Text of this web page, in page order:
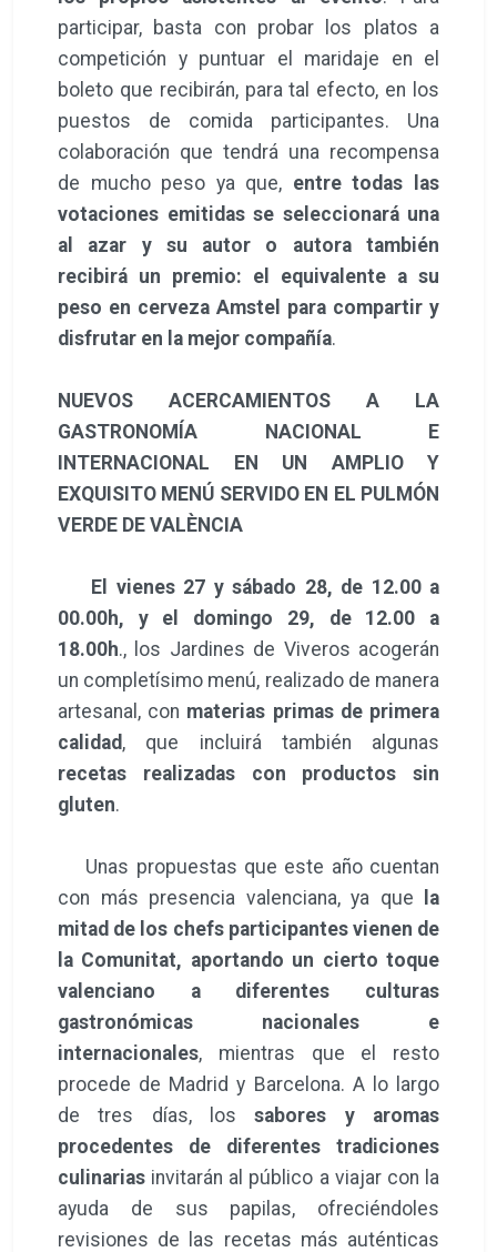
participar, basta con probar los platos a
competición y puntuar el maridaje en el
boleto que recibirán, para tal efecto, en los
puestos de comida participantes. Una
colaboración que tendrá una recompensa
de mucho peso ya que, entre todas las
votaciones emitidas se seleccionará una
al azar y su autor o autora también
recibirá un premio: el equivalente a su
peso en cerveza Amstel para compartir y
disfrutar en la mejor compañía.
NUEVOS ACERCAMIENTOS A LA
GASTRONOMÍA NACIONAL E
INTERNACIONAL EN UN AMPLIO Y
EXQUISITO MENÚ SERVIDO EN EL PULMÓN
VERDE DE VALÈNCIA
El vienes 27 y sábado 28, de 12.00 a
00.00h, y el domingo 29, de 12.00 a
18.00h., los Jardines de Viveros acogerán
un completísimo menú, realizado de manera
artesanal, con materias primas de primera
calidad , que incluirá también algunas
recetas realizadas con productos sin
gluten.
Unas propuestas que este año cuentan
con más presencia valenciana, ya que
la
mitad de los chefs participantes vienen de
la Comunitat, aportando un cierto toque
valenciano a diferentes culturas
gastronómicas nacionales e
internacionales, mientras que el resto
procede de Madrid y Barcelona. A lo largo
de tres días, los sabores y aromas
procedentes de diferentes tradiciones
culinarias invitarán al público a viajar con la
ayuda de sus papilas, ofreciéndoles
revisiones de las recetas más auténticas